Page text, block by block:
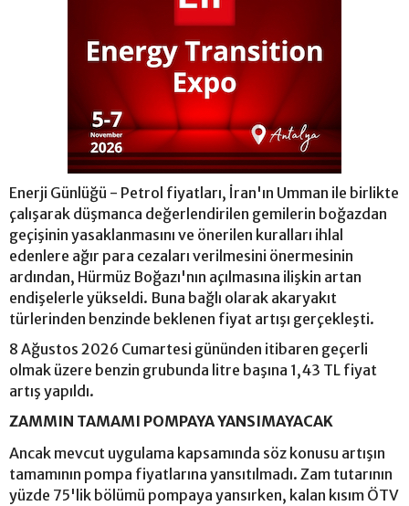
Enerji Günlüğü - Petrol fiyatları, İran'ın Umman ile birlikte
çalışarak düşmanca değerlendirilen gemilerin boğazdan
geçişinin yasaklanmasını ve önerilen kuralları ihlal
edenlere ağır para cezaları verilmesini önermesinin
ardından, Hürmüz Boğazı'nın açılmasına ilişkin artan
endişelerle yükseldi. Buna bağlı olarak akaryakıt
türlerinden benzinde beklenen fiyat artışı gerçekleşti.
8 Ağustos 2026 Cumartesi gününden itibaren geçerli
olmak üzere benzin grubunda litre başına 1,43 TL fiyat
artış yapıldı.
ZAMMIN TAMAMI POMPAYA YANSIMAYACAK
Ancak mevcut uygulama kapsamında söz konusu artışın
tamamının pompa fiyatlarına yansıtılmadı. Zam tutarının
yüzde 75'lik bölümü pompaya yansırken, kalan kısım ÖTV